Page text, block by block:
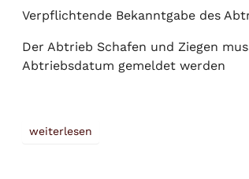
Verpflichtende Bekanntgabe des
Der Abtrieb Schafen und Ziegen
Abtriebsdatum gemeldet werden
weiterlesen